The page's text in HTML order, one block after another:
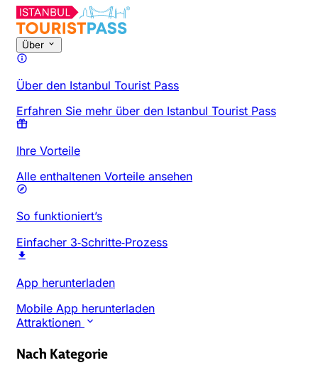
Über
Über den Istanbul Tourist Pass
Erfahren Sie mehr über den Istanbul Tourist Pass
Ihre Vorteile
Alle enthaltenen Vorteile ansehen
So funktioniert’s
Einfacher 3‑Schritte‑Prozess
App herunterladen
Mobile App herunterladen
Attraktionen
Nach Kategorie